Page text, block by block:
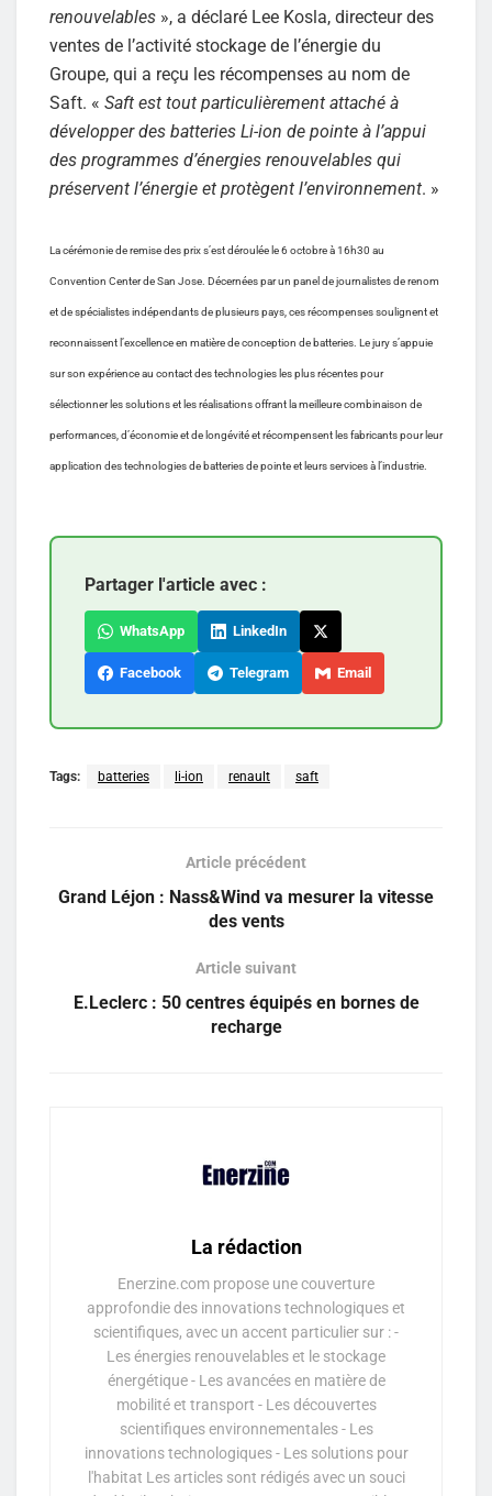
renouvelables », a déclaré Lee Kosla, directeur des
ventes de l’activité stockage de l’énergie du
Groupe, qui a reçu les récompenses au nom de
Saft. « Saft est tout particulièrement attaché à
développer des batteries Li-ion de pointe à l’appui
des programmes d’énergies renouvelables qui
préservent l’énergie et protègent l’environnement. »
La cérémonie de remise des prix s’est déroulée le 6 octobre à 16h30 au
Convention Center de San Jose. Décernées par un panel de journalistes de renom
et de spécialistes indépendants de plusieurs pays, ces récompenses soulignent et
reconnaissent l’excellence en matière de conception de batteries. Le jury s’appuie
sur son expérience au contact des technologies les plus récentes pour
sélectionner les solutions et les réalisations offrant la meilleure combinaison de
performances, d’économie et de longévité et récompensent les fabricants pour leur
application des technologies de batteries de pointe et leurs services à l’industrie.
Partager l'article avec :
WhatsApp LinkedIn
Facebook Telegram Email
Tags: batteries li-ion renault saft
Article précédent
Grand Léjon : Nass&Wind va mesurer la vitesse
des vents
Article suivant
E.Leclerc : 50 centres équipés en bornes de
recharge
La rédaction
Enerzine.com propose une couverture
approfondie des innovations technologiques et
scientifiques, avec un accent particulier sur : -
Les énergies renouvelables et le stockage
énergétique - Les avancées en matière de
mobilité et transport - Les découvertes
scientifiques environnementales - Les
innovations technologiques - Les solutions pour
l'habitat Les articles sont rédigés avec un souci